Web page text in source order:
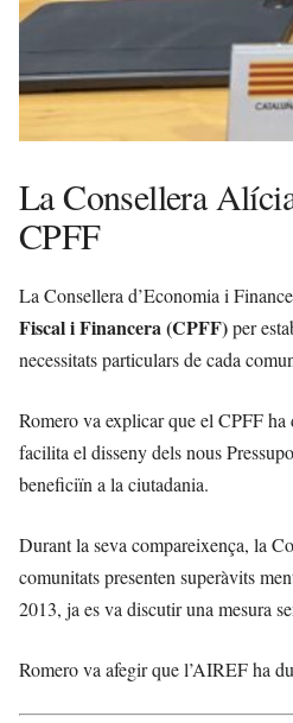
La Consellera
CPFF
La Consellera d’Economia i
Fiscal i Financera (CPFF)per
necessitats particulars de cada
Romero va explicar que el CPFF
facilita el disseny dels nous
beneficiïn a la ciutadania.
Durant la seva compareixença, la
comunitats presenten superàvits
2013, ja es va discutir una mesura
Romero va afegir que l’AIREF ha